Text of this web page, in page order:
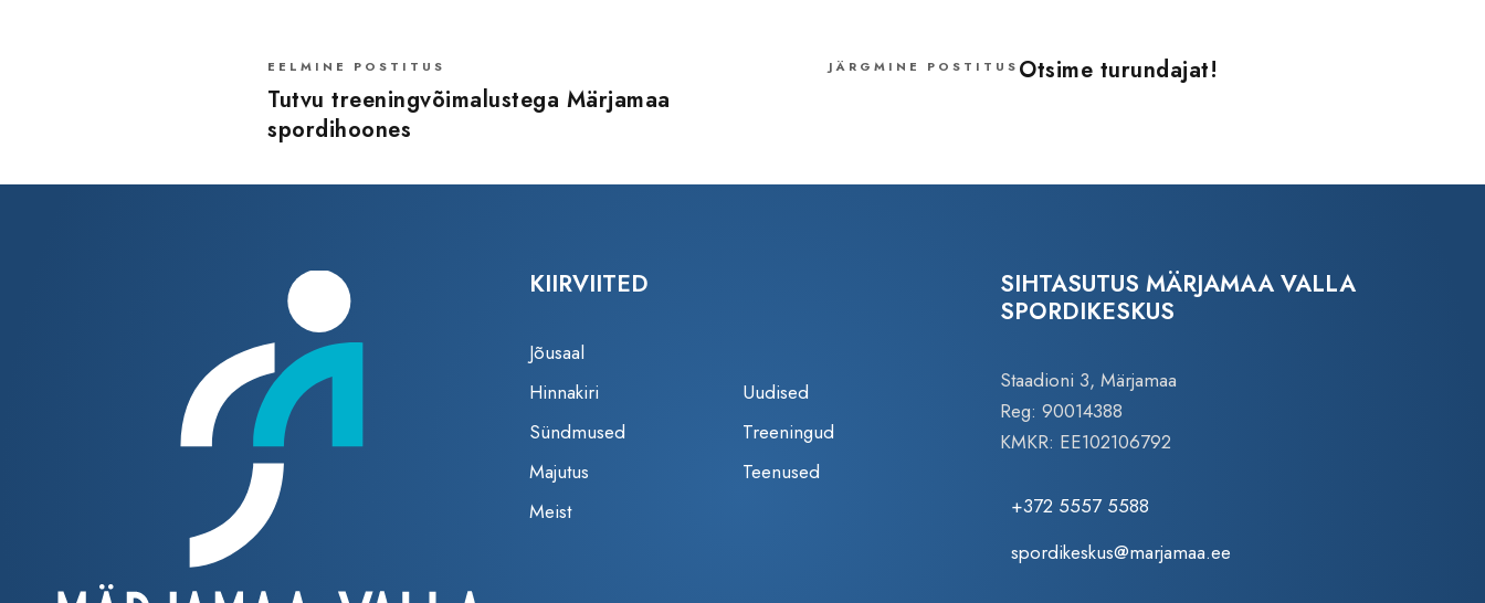
EELMINE POSTITUS
Tutvu treeningvõimalustega Märjamaa
spordihoones
JÄRGMINE POSTITUS Otsime turundajat!
KIIRVIITED
Jõusaal
Hinnakiri
Uudised
Sündmused
Treeningud
Majutus
Teenused
Meist
SIHTASUTUS MÄRJAMAA VALLA
SPORDIKESKUS
Staadioni 3, Märjamaa
Reg: 90014388
KMKR: EE102106792
+372 5557 5588
spordikeskus@marjamaa.ee